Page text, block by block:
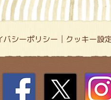
バシーポリシー クッキー設